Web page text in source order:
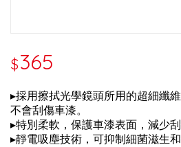
$365
▸採用擦拭光學鏡頭所用的超細纖
不會刮傷車漆。
▸特別柔軟，保護車漆表面，減少刮
▸靜電吸塵技術，可抑制細菌滋生